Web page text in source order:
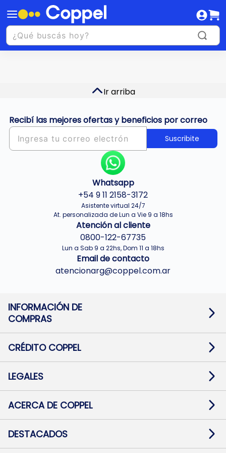
Ir arriba
Recibí las mejores ofertas y beneficios por correo
Suscribite
Whatsapp
+54 9 11 2158-3172
Asistente virtual 24/7
At. personalizada de Lun a Vie 9 a 18hs
Atención al cliente
0800-122-67735
Lun a Sab 9 a 22hs, Dom 11 a 18hs
Email de contacto
atencionarg@coppel.com.ar
INFORMACIÓN DE
COMPRAS
Términos y condiciones
Botón de arrepentimiento
Mapa de sitio
CRÉDITO COPPEL
Solicitar Crédito
Medios de Pago
Pago Fácil Online
LEGALES
Baja contratos
Defensa al consumidor CABA
ACERCA DE COPPEL
Trabajá con Nosotros
Preguntas Frecuentes
DESTACADOS